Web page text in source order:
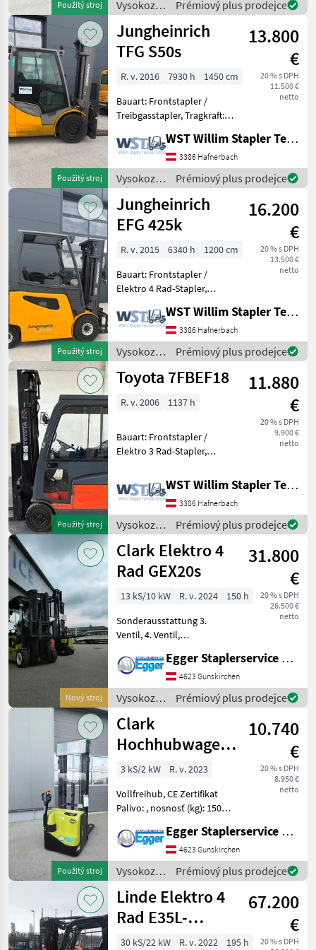
Použitý stroj
Superelastik Einfach
Vysokozdvižné
vozíky a
skladová
technika /
Still
Prémiový plus prodejce
Použitý stroj
Jungheinrich
TFG S50s
13.800
€
20 % s DPH
11.500 €
netto
R. v. 2016 7930 h
1450 cm
Bauart: Frontstapler /
Treibgasstapler, Tragkraft:
Bauhöhe: 2750mm,
Freihub: 150mm,
Gabellänge: 2400mm,
Bereifung vorne:
Superelastik Einfac
WST Willim Stapler Technik GmbH
3386 Hafnerbach
Vysokozdvižné
vozíky a
skladová
technika /
Jungheinrich
Prémiový plus prodejce
Použitý stroj
Jungheinrich
EFG 425k
16.200
€
20 % s DPH
13.500 €
netto
R. v. 2015 6340 h
1200 cm
Bauart: Frontstapler /
Elektro 4 Rad-Stapler,
4700mm, Bauhöhe:
2250mm, Freihub: 1500mm,
Gabellänge: 1150mm,
Batterie: PzS Bj. 2020 80V 62
WST Willim Stapler Technik GmbH
3386 Hafnerbach
Vysokozdvižné
vozíky a
skladová
Jungheinrich
Prémiový plus prodejce
Použitý stroj
Toyota 7FBEF18
11.880
€
20 % s DPH
9.900 €
netto
R. v. 2006 1137 h
Bauart: Frontstapler /
Elektro 3 Rad-Stapler,
1150mm, Anbaugeräte:
Seitenschieber,
Sonderausstattung: 3.
Ventil, 4.
WST Willim Stapler Technik GmbH
3386 Hafnerbach
Vysokozdvižné
vozíky a
skladová
technika /
Toyota
Prémiový plus prodejce
Nový stroj
Clark Elektro 4
Rad GEX20s
31.800
€
20 % s DPH
26.500 €
netto
13 kS/10 kW R. v. 2024
150 h
Sonderausstattung 3.
Ventil, 4. Ventil,
Arbeitsscheinwerfer vorn,
Dachabdeckung,
Frontscheibe, Halbkabine,
Lastschutzgitter, Vollfreihu
Egger Staplerservice GmbH &Co KG
4623 Gunskirchen
Vysokozdvižné
vozíky a
skladová
technika /
Clark
Prémiový plus prodejce
Použitý stroj
Clark
Hochhubwagen
SWX16
10.740
€
20 % s DPH
8.950 €
netto
3 kS/2 kW
R. v. 2023
Vollfreihub, CE Zertifikat
Palivo: , nosnosť (kg): 1500
Trojitý, , : Vysokozdvižné
vozíky a skladová technika
Vozík
Egger Staplerservice GmbH &Co KG
4623 Gunskirchen
Vysokozdvižné
vozíky a
skladová
technika /
Clark
Prémiový plus prodejce
Linde Elektro 4
Rad E35L-
01/1252
67.200
€
20 % s DPH
30 kS/22 kW R. v. 2022
195 h